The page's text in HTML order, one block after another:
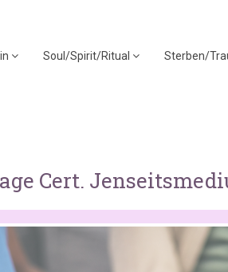
Soul/Spirit/Ritual Sterben/
Cert.